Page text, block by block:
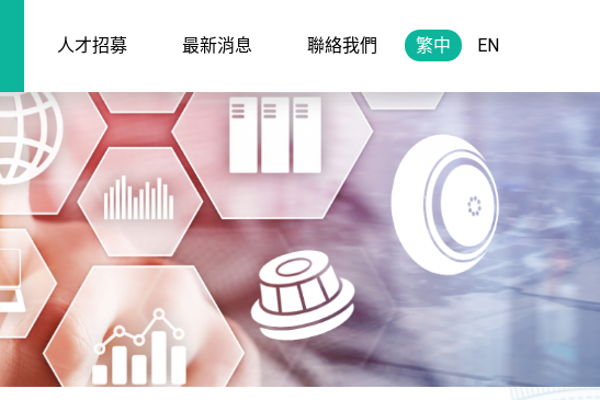
人才招募 最新消息 聯絡我們 繁中 EN